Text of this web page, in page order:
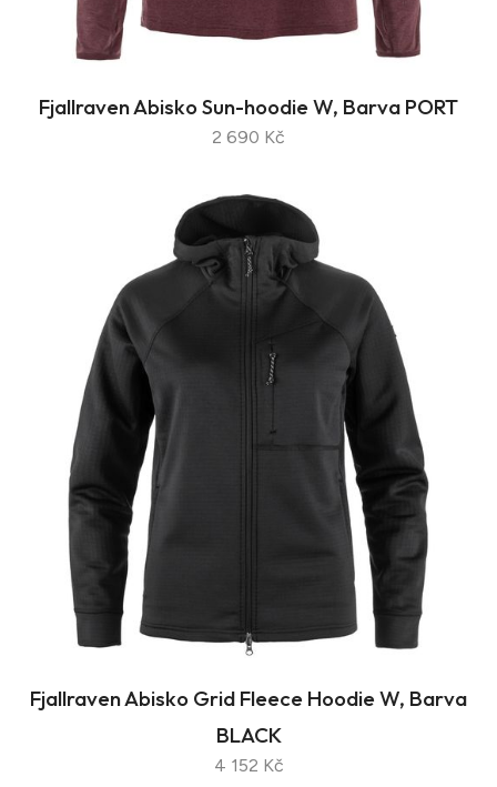
Fjallraven Abisko Sun-hoodie W, Barva PORT
2 690 Kč
Fjallraven Abisko Grid Fleece Hoodie W, Barva
BLACK
4 152 Kč